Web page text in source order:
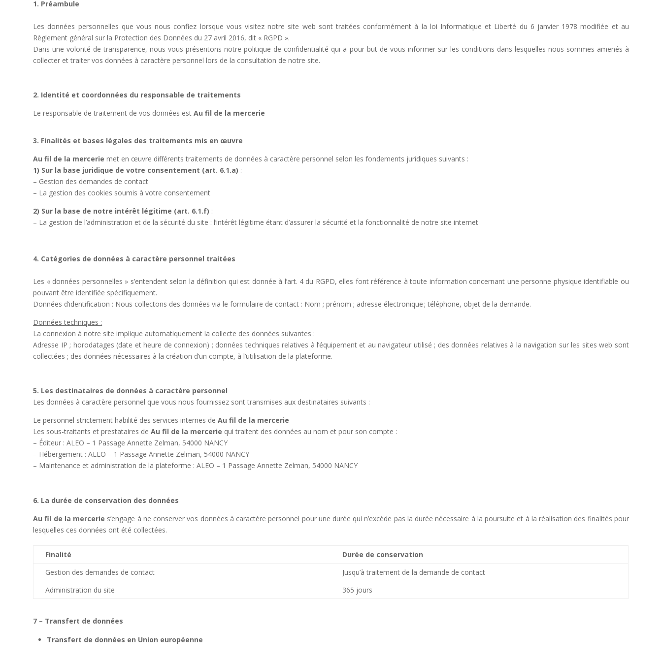
1. Préambule
Les données personnelles que vous nous confiez lorsque vous visitez notre site web sont traitées conformément à la loi Informatique et Liberté du 6 janvier 1978 modifiée et au
Règlement général sur la Protection des Données du 27 avril 2016, dit « RGPD ».
Dans une volonté de transparence, nous vous présentons notre politique de confidentialité qui a pour but de vous informer sur les conditions dans lesquelles nous sommes amenés à
collecter et traiter vos données à caractère personnel lors de la consultation de notre site.
2. Identité et coordonnées du responsable de traitements
Le responsable de traitement de vos données estAu fil de la mercerie
3. Finalités et bases légales des traitements mis en œuvre
Au fil de la merceriemet en œuvre différents traitements de données à caractère personnel selon les fondements juridiques suivants :
1) Sur la base juridique de votre consentement (art. 6.1.a) :
– Gestion des demandes de contact
– La gestion des cookies soumis à votre consentement
2) Sur la base de notre intérêt légitime (art. 6.1.f) :
– La gestion de l’administration et de la sécurité du site : l’intérêt légitime étant d’assurer la sécurité et la fonctionnalité de notre site internet
4. Catégories de données à caractère personnel traitées
Les « données personnelles » s’entendent selon la définition qui est donnée à l’art. 4 du RGPD, elles font référence à toute information concernant une personne physique identifiable ou
pouvant être identifiée spécifiquement.
Données d’identification : Nous collectons des données via le formulaire de contact : Nom ; prénom ; adresse électronique ; téléphone, objet de la demande.
Données techniques :
La connexion à notre site implique automatiquement la collecte des données suivantes :
Adresse IP ; horodatages (date et heure de connexion) ; données techniques relatives à l’équipement et au navigateur utilisé ; des données relatives à la navigation sur les sites web sont
collectées ; des données nécessaires à la création d’un compte, à l’utilisation de la plateforme.
5. Les destinataires de données à caractère personnel
Les données à caractère personnel que vous nous fournissez sont transmises aux destinataires suivants :
Le personnel strictement habilité des services internes deAu fil de la mercerie
Les sous-traitants et prestataires deAu fil de la mercerie qui traitent des données au nom et pour son compte :
– Éditeur : ALEO – 1 Passage Annette Zelman, 54000 NANCY
– Hébergement : ALEO – 1 Passage Annette Zelman, 54000 NANCY
– Maintenance et administration de la plateforme : ALEO – 1 Passage Annette Zelman, 54000 NANCY
6. La durée de conservation des données
Au fil de la mercerie s’engage à ne conserver vos données à caractère personnel pour une durée qui n’excède pas la durée nécessaire à la poursuite et à la réalisation des finalités pour
lesquelles ces données ont été collectées.
Finalité
Durée de conservation
Gestion des demandes de contact
Jusqu’à traitement de la demande de contact
Administration du site
365 jours
7 – Transfert de données
Transfert de données en Union européenne